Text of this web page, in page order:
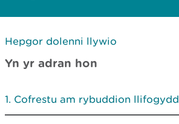
Hepgor dolenni llywio
Yn yr adran hon
Cofrestu am rybuddion llifogydd